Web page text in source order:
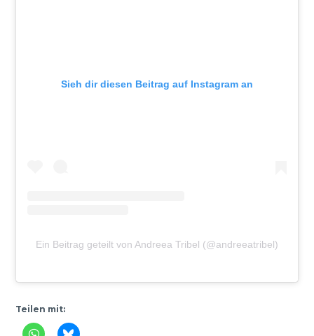
Sieh dir diesen Beitrag auf Instagram an
Ein Beitrag geteilt von Andreea Tribel (@andreeatribel)
Teilen mit: